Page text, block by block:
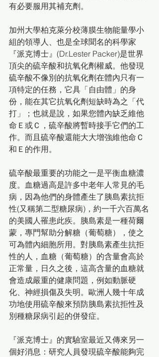
有必要服用其補充劑。
加州大學柏克萊分校薄膜生物能量學小
組的領導人、也是全球聞名的科學家
『派克博士』(Dr.Lester Packer)是世界
頂尖的硫辛酸和抗氧化劑權威。他發現
硫辛酸不像別的抗氧化劑在體內只有一
項特定的任務，它具「自由體」的身
份，能在其它抗氧化劑短缺時為之「代
打」；也就是說，如果您體內缺乏維他
命Ｅ或Ｃ，硫辛酸將暫時接手它們的工
作。而且硫辛酸還能大大增強維他命Ｃ
和Ｅ的作用。
硫辛酸最重要的功能之一是平衡血糖濃
度。血糖過高是許多中老年人常見的毛
病，因為他們的身體產生了胰島素抗拒
性(又稱第二型糖尿病)，約一千六百萬名
的美國人罹患此疾。胰島素是一種荷爾
蒙，專門幫助分解糖（葡萄糖），使之
可為體內細胞所用。對胰島素產生抗拒
性的人，血糖（葡萄糖）的含量會高於
正常量，日久之後，這高含量的血糖就
會造成嚴重的健康問題，例如動脈硬
化、神經損傷及失明。歐洲人幾十年成
功地使用硫辛酸來預防胰島素抗拒性及
別種糖尿病引起的併發症。
『派克博士』的實驗室最近又傳來另一
個好消息：研究人員發現硫辛酸能夠完